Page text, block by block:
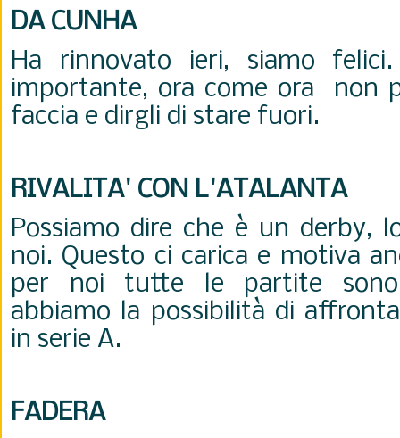
DA CUNHA
Ha rinnovato ieri, siamo
importante, ora come ora non
faccia e dirgli di stare fuori.
RIVALITA' CON L'ATALANTA
Possiamo dire che è un derby,
noi. Questo ci carica e motiva
per noi tutte le partite sono
abbiamo la possibilità di
in serie A.
FADERA